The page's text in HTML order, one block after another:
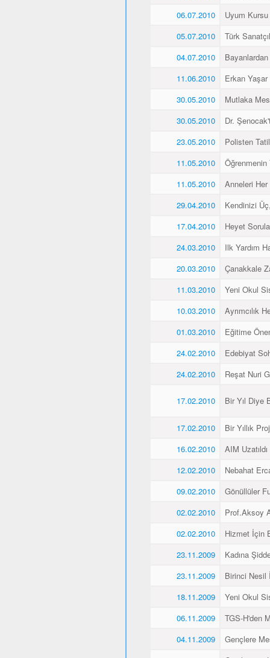
06.07.2010
Uyum
05.07.2010
Türk
04.07.2010
11.06.2010
Erkan Yaşar
30.05.2010
Mutlaka
30.05.2010
Dr.
23.05.2010
Polisten
11.05.2010
Öğrenmenin
11.05.2010
Anneleri Her
29.04.2010
Kendinizi
17.04.2010
Heyet
24.03.2010
Ilk Yardım
20.03.2010
Çanakkale
11.03.2010
Yeni Okul
10.03.2010
Ayrımcılık
01.03.2010
Eğitime
24.02.2010
Edebiyat
24.02.2010
Reşat Nuri
17.02.2010 Bir Yıl Diye
17.02.2010
Bir Yıllık
16.02.2010
AIM Uzatıldı
12.02.2010
Nebahat
09.02.2010
Gönüllüler
02.02.2010
Prof.Aksoy
02.02.2010
Hizmet İçin
23.11.2009
Kadına
23.11.2009
Birinci Nesil
18.11.2009
Yeni Okul
06.11.2009
TGS-H'den
04.11.2009
Gençlere